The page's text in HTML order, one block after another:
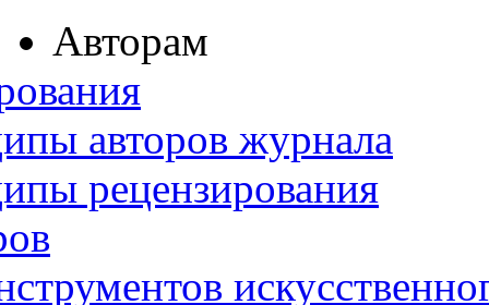
Авторам
авторов журнала
рецензирования